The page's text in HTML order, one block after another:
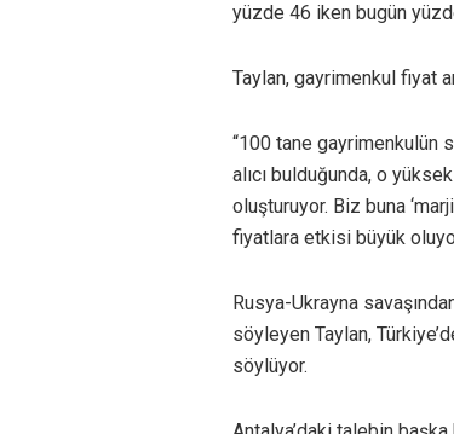
yüzde 46 iken bugün
Taylan, gayrimenkul fiyat
“100 tane gayrimenkulün
alıcı bulduğunda, o
oluşturuyor. Biz buna
fiyatlara etkisi büyük
Rusya-Ukrayna
söyleyen Taylan,
söylüyor.